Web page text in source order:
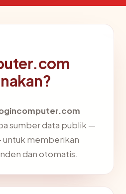
sumber data publik —
untuk memberikan
dan otomatis.